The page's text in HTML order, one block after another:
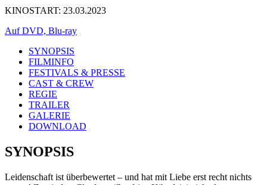
KINOSTART: 23.03.2023
Auf DVD, Blu-ray
SYNOPSIS
FILMINFO
FESTIVALS & PRESSE
CAST & CREW
REGIE
TRAILER
GALERIE
DOWNLOAD
SYNOPSIS
Leidenschaft ist überbewertet – und hat mit Liebe erst recht nichts